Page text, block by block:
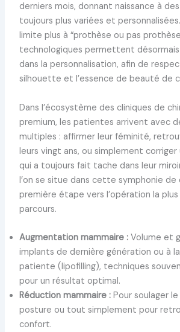
derniers mois, donnant naissance à
toujours plus variées et
limite plus à “prothèse ou pas
technologiques permettent désormais
dans la personnalisation, afin de
silhouette et l’essence de beauté de
Dans l’écosystème des cliniques de
premium, les patientes arrivent avec
multiples : affirmer leur féminité,
leurs vingt ans, ou simplement
qui a toujours fait tache dans leur
l’on se situe dans cette symphonie de
première étape vers l’opération la plus
parcours.
Augmentation mammaire :Volume et
implants de dernière génération ou à
patiente (lipofilling), techniques
pour un résultat optimal.
Réduction mammaire :Pour soulager
posture ou tout simplement pour
confort.